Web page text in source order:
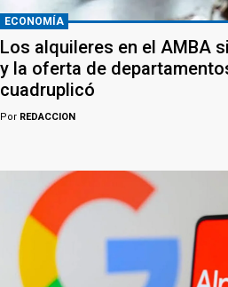
ECONOMÍA
Los alquileres en el AMBA
y la oferta de
cuadruplicó
Por REDACCION